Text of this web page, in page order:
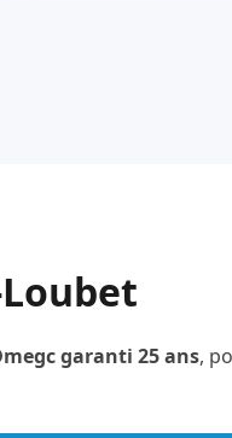
garanti 25 ans,